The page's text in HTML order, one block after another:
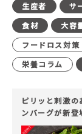
生産者
サ
食材
大容
フードロス対策
栄養コラム
ピリッと刺激
ンバーグが新登